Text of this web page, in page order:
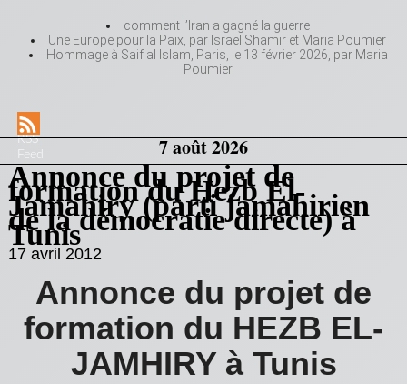
comment l’Iran a gagné la guerre
Une Europe pour la Paix, par Israël Shamir et Maria Poumier
Hommage à Saif al Islam, Paris, le 13 février 2026, par Maria
Poumier
RSS
Feed
7 août 2026
Annonce du projet de
formation du Hezb El-
Jamahiry (parti jamahirien
de la démocratie directe) à
Tunis
17 avril 2012
Annonce du projet de
formation du HEZB EL-
JAMHIRY à Tunis